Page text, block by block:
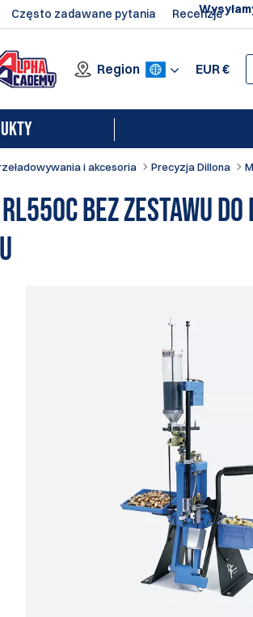
Często zadawane pytania Recenzje
Region EUR€
i akcesoria Precyzja Dillona
bez zestawu